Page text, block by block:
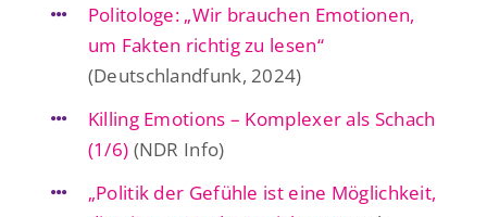
Politologe: „Wir brauchen Emotionen,
um Fakten richtig zu lesen“
(Deutschlandfunk, 2024)
Killing Emotions – Komplexer als Schach
(1/6) (NDR Info)
„Politik der Gefühle ist eine Möglichkeit,